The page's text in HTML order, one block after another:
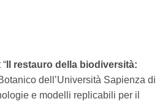
Il restauro della biodiversità:
dell’Università Sapienza di
e modelli replicabili per il